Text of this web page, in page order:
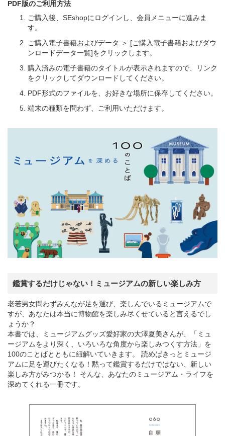
PDF版のご利用方法
ご購入後、SEshopにログインし、会員メニューに進みま
す。
ご購入電子書籍およびデータ ＞ [ご購入電子書籍およびダウ
ンロードデータ一覧]をクリックします。
購入済みの電子書籍のタイトルが表示されますので、リンク
をクリックしてダウンロードしてください。
PDF形式のファイルを、お好きな場所に保存してください。
端末の種類を問わず、ご利用いただけます。
鑑賞するだけじゃない！ミュージアムの新しい楽しみ方
老若男女問わずみんなが足を運び、楽しんでいるミュージアムで
すが、あなたは本当に博物館を楽しみ尽くせていると言えるでし
ょうか？
本書では、ミュージアムグッズ愛好家の大澤夏美さんが、「ミュ
ージアムをより深く、いろいろな角度から楽しみつくす方法」を
100のことばとともに紐解いていきます。 読めばきっとミュージ
アムに足を運びたくなる！黙って鑑賞するだけではない、新しい
楽しみ方がみつかる！ そんな、あなたのミュージアム・ライフを
深めてくれる一冊です。